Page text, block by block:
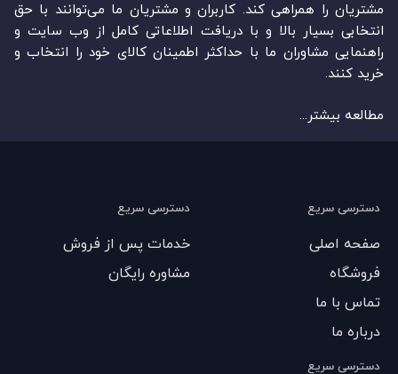
مشتریان را همراهی کند. کاربران و مشتریان ما می‏‏‌توانند با حق
انتخابی بسیار بالا و با دریافت اطلاعاتی کامل از وب سایت و
راهنمایی مشاوران ما با حداکثر اطمینان کالای خود را انتخاب و
خرید کنند.
مطالعه بیشتر...
دسترسی سریع
صفحه اصلی
فروشگاه
تماس با ما
درباره ما
دسترسی سریع
خدمات پس از فروش
مشاوره رایگان
دسترسی سریع